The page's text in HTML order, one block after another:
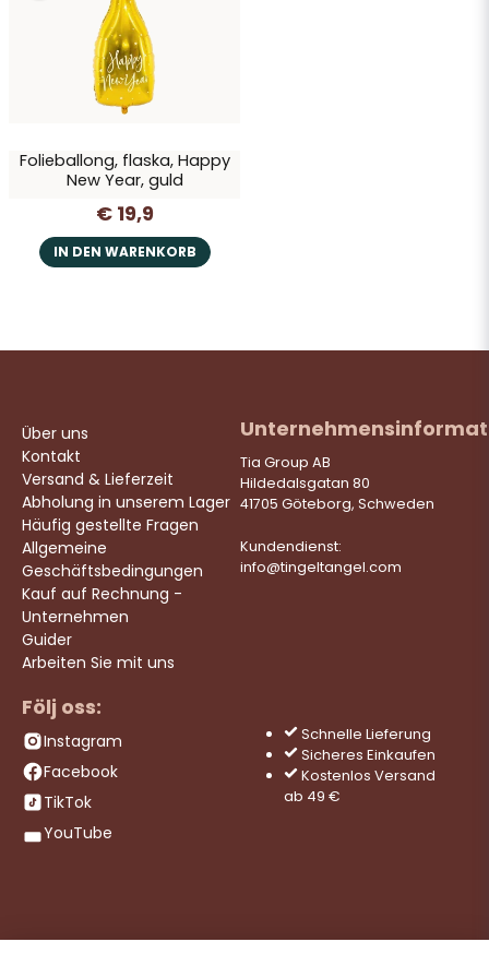
Ja, Sie dürfen meine Frage veröffentlichen
Folieballong, flaska, Happy
New Year, guld
€ 19,9
IN DEN WARENKORB
Über uns
Kontakt
Versand & Lieferzeit
Abholung in unserem Lager
Häufig gestellte Fragen
Allgemeine
Geschäftsbedingungen
Kauf auf Rechnung -
Unternehmen
Guider
Arbeiten Sie mit uns
Tia Group AB
Hildedalsgatan 80
41705 Göteborg, Schweden
Kundendienst:
info@tingeltangel.com
Följ oss:
Instagram
Facebook
TikTok
YouTube
Schnelle Lieferung
Sicheres Einkaufen
Kostenlos Versand
ab 49 €